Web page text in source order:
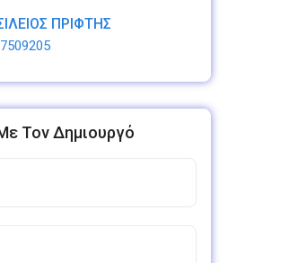
ΠΡΙΦΤΗΣ
Τον Δημιουργό